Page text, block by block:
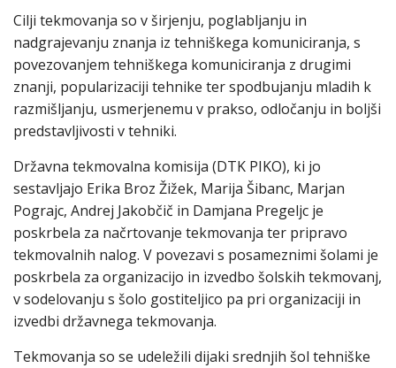
Cilji tekmovanja so v širjenju, poglabljanju in
nadgrajevanju znanja iz tehniškega komuniciranja, s
povezovanjem tehniškega komuniciranja z drugimi
znanji, popularizaciji tehnike ter spodbujanju mladih k
razmišljanju, usmerjenemu v prakso, odločanju in boljši
predstavljivosti v tehniki.
Državna tekmovalna komisija (DTK PIKO), ki jo
sestavljajo Erika Broz Žižek, Marija Šibanc, Marjan
Pograjc, Andrej Jakobčič in Damjana Pregeljc je
poskrbela za načrtovanje tekmovanja ter pripravo
tekmovalnih nalog. V povezavi s posameznimi šolami je
poskrbela za organizacijo in izvedbo šolskih tekmovanj,
v sodelovanju s šolo gostiteljico pa pri organizaciji in
izvedbi državnega tekmovanja.
Tekmovanja so se udeležili dijaki srednjih šol tehniške